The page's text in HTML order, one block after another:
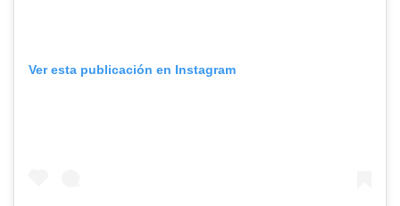
Ver esta publicación en Instagram